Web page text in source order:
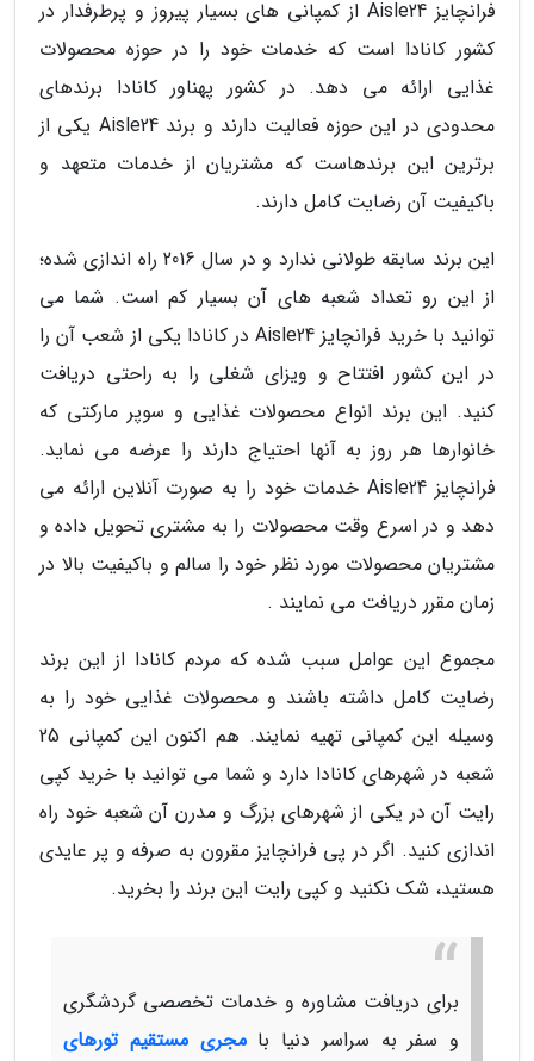
فرانچایز Aisle24 از کمپانی های بسیار پیروز و پرطرفدار در
کشور کانادا است که خدمات خود را در حوزه محصولات
غذایی ارائه می دهد. در کشور پهناور کانادا برندهای
محدودی در این حوزه فعالیت دارند و برند Aisle24 یکی از
برترین این برندهاست که مشتریان از خدمات متعهد و
باکیفیت آن رضایت کامل دارند.
این برند سابقه طولانی ندارد و در سال 2016 راه اندازی شده؛
از این رو تعداد شعبه های آن بسیار کم است. شما می
توانید با خرید فرانچایز Aisle24 در کانادا یکی از شعب آن را
در این کشور افتتاح و ویزای شغلی را به راحتی دریافت
کنید. این برند انواع محصولات غذایی و سوپر مارکتی که
خانوارها هر روز به آنها احتیاج دارند را عرضه می نماید.
فرانچایز Aisle24 خدمات خود را به صورت آنلاین ارائه می
دهد و در اسرع وقت محصولات را به مشتری تحویل داده و
مشتریان محصولات مورد نظر خود را سالم و باکیفیت بالا در
زمان مقرر دریافت می نمایند .
مجموع این عوامل سبب شده که مردم کانادا از این برند
رضایت کامل داشته باشند و محصولات غذایی خود را به
وسیله این کمپانی تهیه نمایند. هم اکنون این کمپانی 25
شعبه در شهرهای کانادا دارد و شما می توانید با خرید کپی
رایت آن در یکی از شهرهای بزرگ و مدرن آن شعبه خود راه
اندازی کنید. اگر در پی فرانچایز مقرون به صرفه و پر عایدی
هستید، شک نکنید و کپی رایت این برند را بخرید.
برای دریافت مشاوره و خدمات تخصصی گردشگری
و سفر به سراسر دنیا بامجری مستقیم تورهای